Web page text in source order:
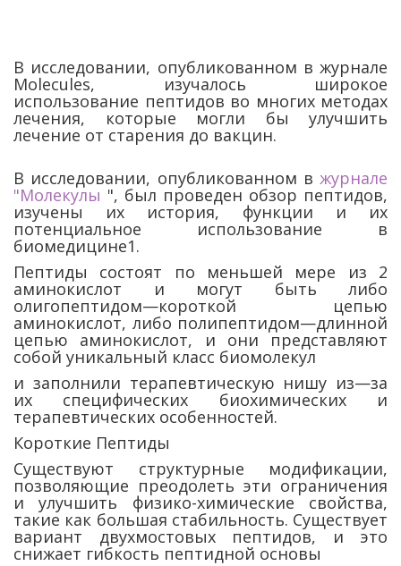
В исследовании, опубликованном в журнале
Molecules, изучалось широкое
использование пептидов во многих методах
лечения, которые могли бы улучшить
лечение от старения до вакцин.
В исследовании, опубликованном в журнале
"Молекулы ", был проведен обзор пептидов,
изучены их история, функции и их
потенциальное использование в
биомедицине1.
Пептиды состоят по меньшей мере из 2
аминокислот и могут быть либо
олигопептидом—короткой цепью
аминокислот, либо полипептидом—длинной
цепью аминокислот, и они представляют
собой уникальный класс биомолекул
и заполнили терапевтическую нишу из—за
их специфических биохимических и
терапевтических особенностей.
Короткие Пептиды
Существуют структурные модификации,
позволяющие преодолеть эти ограничения
и улучшить физико-химические свойства,
такие как большая стабильность. Существует
вариант двухмостовых пептидов, и это
снижает гибкость пептидной основы